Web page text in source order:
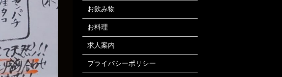
お飲み物
お料理
求人案内
プライバシーポリシー